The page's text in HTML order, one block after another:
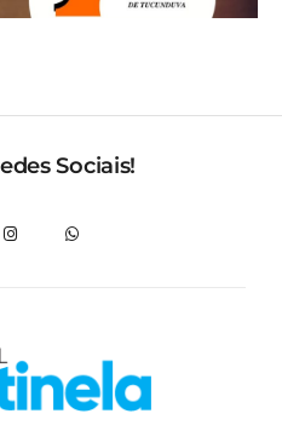
Sociais!